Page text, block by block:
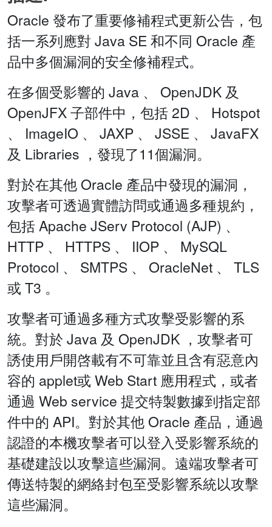
Oracle 發布了重要修補程式更新公告，包
括一系列應對 Java SE 和不同 Oracle 產
品中多個漏洞的安全修補程式。
在多個受影響的 Java 、 OpenJDK 及
OpenJFX 子部件中，包括 2D 、 Hotspot
、 ImageIO 、 JAXP 、 JSSE 、 JavaFX
及 Libraries ，發現了11個漏洞。
對於在其他 Oracle 產品中發現的漏洞，
攻擊者可透過實體訪問或通過多種規約，
包括 Apache JServ Protocol (AJP) 、
HTTP 、 HTTPS 、 IIOP 、 MySQL
Protocol 、 SMTPS 、 OracleNet 、 TLS
或 T3 。
攻擊者可通過多種方式攻擊受影響的系
統。對於 Java 及 OpenJDK ，攻擊者可
誘使用戶開啓載有不可靠並且含有惡意內
容的 applet或 Web Start 應用程式，或者
通過 Web service 提交特製數據到指定部
件中的 API。對於其他 Oracle 產品，通過
認證的本機攻擊者可以登入受影響系統的
基礎建設以攻擊這些漏洞。遠端攻擊者可
傳送特製的網絡封包至受影響系統以攻擊
這些漏洞。